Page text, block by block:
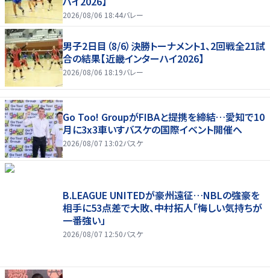
2026/08/06 18:44バレー
男子2日目（8/6）決勝トーナメント1、2回戦全21試
合の結果【近畿インターハイ2026】
2026/08/06 18:19バレー
Go Too! GroupがFIBAと提携を締結…愛知で10
月に3x3車いすバスケの国際イベント開催へ
2026/08/07 13:02バスケ
B.LEAGUE UNITEDが豪州遠征…NBLの強豪を
相手に53点差で大敗、中村拓人「悔しい気持ちが
一番強い」
2026/08/07 12:50バスケ